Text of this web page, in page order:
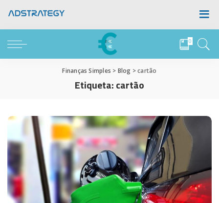
0
Finanças Simples > Blog >cartão
Etiqueta:cartão